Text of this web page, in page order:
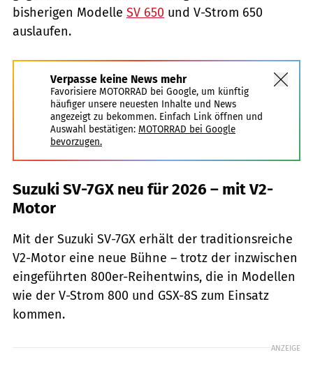
bisherigen Modelle SV 650 und V-Strom 650
auslaufen.
Verpasse keine News mehr
Favorisiere MOTORRAD bei Google, um künftig
häufiger unsere neuesten Inhalte und News
angezeigt zu bekommen. Einfach Link öffnen und
Auswahl bestätigen: MOTORRAD bei Google
bevorzugen.
Suzuki SV-7GX neu für 2026 – mit V2-
Motor
Mit der Suzuki SV-7GX erhält der traditionsreiche
V2-Motor eine neue Bühne – trotz der inzwischen
eingeführten 800er-Reihentwins, die in Modellen
wie der V-Strom 800 und GSX-8S zum Einsatz
kommen.
ANZEIGE